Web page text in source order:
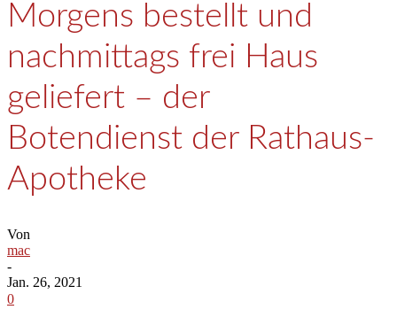
Morgens bestellt und
nachmittags frei Haus
geliefert – der
Botendienst der Rathaus-
Apotheke
Von
mac
-
Jan. 26, 2021
0